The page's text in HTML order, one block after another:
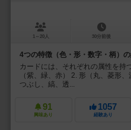
1～20人 30分前後
4つの特徴（色・形・数字・柄）
カードには、それぞれの属性を持
（紫、緑、赤） 2. 形（丸、菱形
つぶし、縞、透...
91
興味あり
1057
経験あり